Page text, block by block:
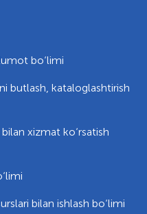
bo‘limi
butlash, kataloglashtirish
xizmat ko‘rsatish
bilan ishlash bo‘limi